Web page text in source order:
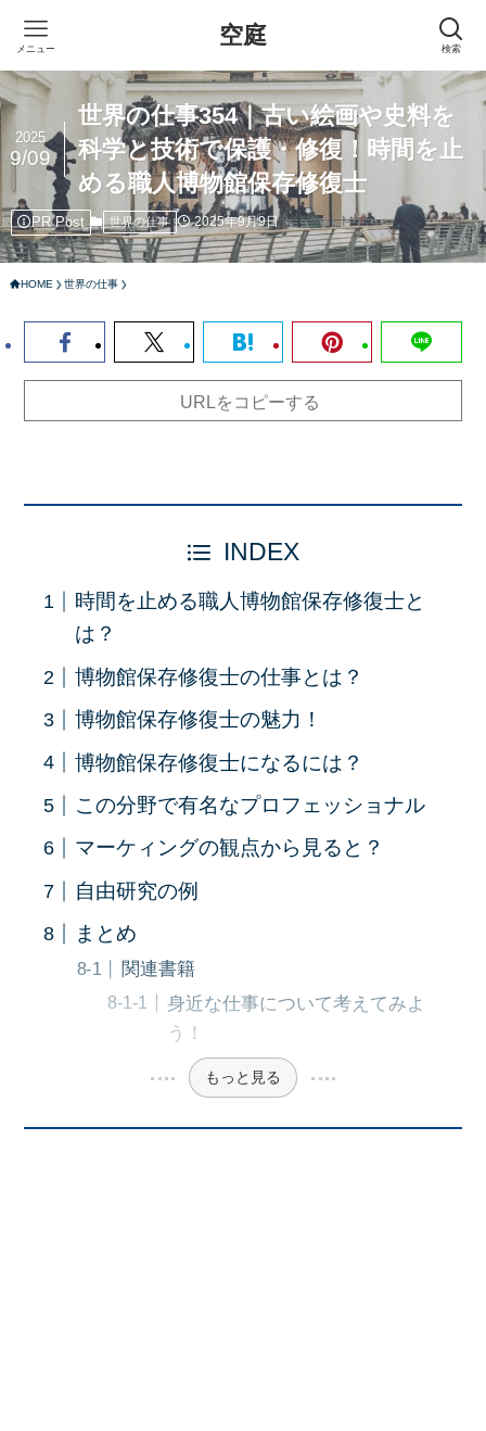
空庭 検索
メニュー
世界の仕事354｜古い絵画や史料を
科学と技術で保護・修復！時間を止
める職人博物館保存修復士
2025
9/09
PR Post 世界の仕事 2025年9月9日
HOME 世界の仕事
URLをコピーする
INDEX
時間を止める職人博物館保存修復士と
は？
博物館保存修復士の仕事とは？
博物館保存修復士の魅力！
博物館保存修復士になるには？
この分野で有名なプロフェッショナル
マーケィングの観点から見ると？
自由研究の例
まとめ
関連書籍
身近な仕事について考えてみよ
う！
もっと見る